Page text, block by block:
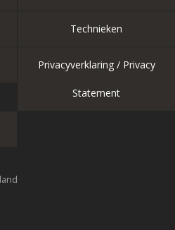
Technieken
Privacyverklaring / Privacy
Statement